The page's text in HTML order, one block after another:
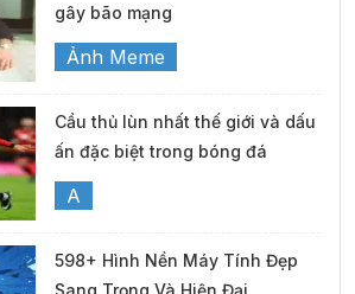
gây bão mạng
Ảnh Meme
Cầu thủ lùn nhất thế giới và dấu
ấn đặc biệt trong bóng đá
A
598+ Hình Nền Máy Tính Đẹp
Sang Trọng Và Hiện Đại